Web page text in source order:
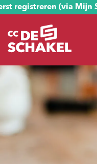
registreren (via Mijn